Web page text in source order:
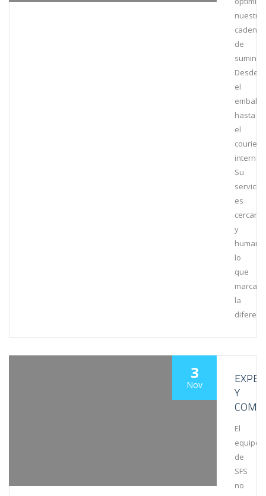
nuestra
cadena
de
Desde
el
hasta
el
courier
Su
servicio
es
cercano
y
humano,
lo
que
marca
la
3
Nov
Y
El
equipo
de
SFS
no